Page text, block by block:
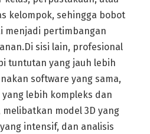
kelompok, sehingga bobot
menjadi pertimbangan
sisi lain, profesional
tuntutan yang jauh lebih
software yang sama,
lebih kompleks dan
model 3D yang
intensif, dan analisis